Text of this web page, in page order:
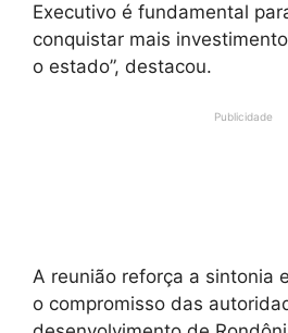
Executivo é fundamental
conquistar mais
o estado”, destacou.
Publicidade
A reunião reforça a sintonia
o compromisso das